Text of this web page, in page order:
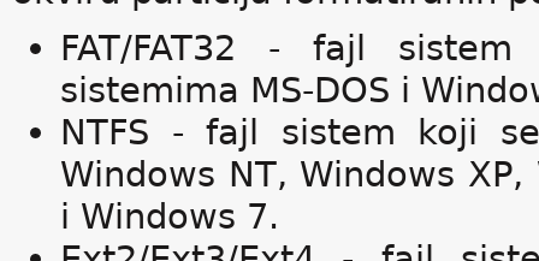
FAT/FAT32 - fajl
sistemima MS-DOS i
NTFS - fajl sistem koji
Windows NT, Windows
i Windows 7.